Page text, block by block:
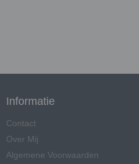
Informatie
Contact
Over Mij
Algemene Voorwaarden